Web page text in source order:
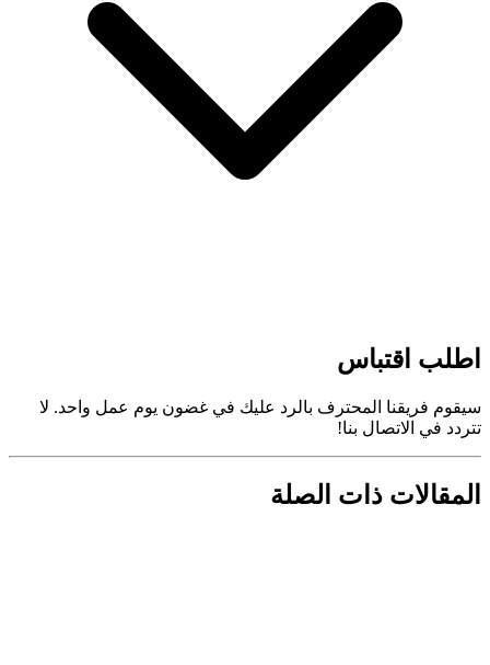
اطلب اقتباس
سيقوم فريقنا المحترف بالرد عليك في غضون يوم عمل واحد. لا
تتردد في الاتصال بنا!
المقالات ذات الصلة